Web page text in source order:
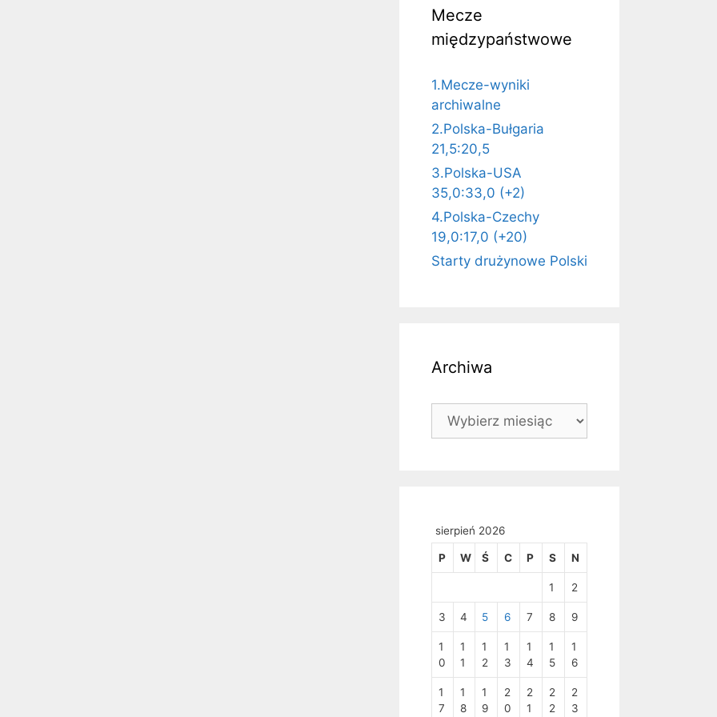
Mecze
międzypaństwowe
1.Mecze-wyniki
archiwalne
2.Polska-Bułgaria
21,5:20,5
3.Polska-USA
35,0:33,0 (+2)
4.Polska-Czechy
19,0:17,0 (+20)
Starty drużynowe Polski
Archiwa
Archiwa
sierpień 2026
P W Ś C P S N
1 2
3 4 5 6 7 8 9
1
0
1
1
1
2
1
3
1
4
1
5
1
6
1
7
1
8
1
9
2
0
2
1
2
2
2
3